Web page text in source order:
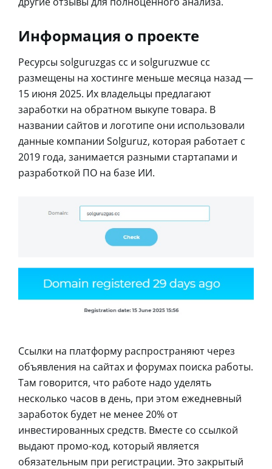
Информация о проекте
Ресурсы solguruzgas cc и solguruzwue cc
размещены на хостинге меньше месяца назад —
15 июня 2025. Их владельцы предлагают
заработки на обратном выкупе товара. В
названии сайтов и логотипе они использовали
данные компании Solguruz, которая работает с
2019 года, занимается разными стартапами и
разработкой ПО на базе ИИ.
Ссылки на платформу распространяют через
объявления на сайтах и форумах поиска работы.
Там говорится, что работе надо уделять
несколько часов в день, при этом ежедневный
заработок будет не менее 20% от
инвестированных средств. Вместе со ссылкой
выдают промо-код, который является
обязательным при регистрации. Это закрытый